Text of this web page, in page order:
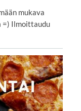
mukava
=) Ilmoittaudu